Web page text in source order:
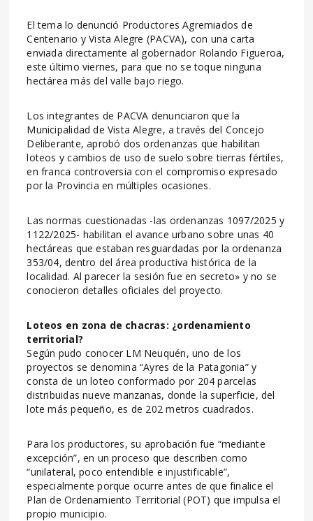
El tema lo denunció Productores Agremiados de
Centenario y Vista Alegre (PACVA), con una carta
enviada directamente al gobernador Rolando Figueroa,
este último viernes, para que no se toque ninguna
hectárea más del valle bajo riego.
Los integrantes de PACVA denunciaron que la
Municipalidad de Vista Alegre, a través del Concejo
Deliberante, aprobó dos ordenanzas que habilitan
loteos y cambios de uso de suelo sobre tierras fértiles,
en franca controversia con el compromiso expresado
por la Provincia en múltiples ocasiones.
Las normas cuestionadas -las ordenanzas 1097/2025 y
1122/2025- habilitan el avance urbano sobre unas 40
hectáreas que estaban resguardadas por la ordenanza
353/04, dentro del área productiva histórica de la
localidad. Al parecer la sesión fue en secreto» y no se
conocieron detalles oficiales del proyecto.
Loteos en zona de chacras: ¿ordenamiento
territorial?
Según pudo conocer LM Neuquén, uno de los
proyectos se denomina “Ayres de la Patagonia” y
consta de un loteo conformado por 204 parcelas
distribuidas nueve manzanas, donde la superficie, del
lote más pequeño, es de 202 metros cuadrados.
Para los productores, su aprobación fue “mediante
excepción”, en un proceso que describen como
“unilateral, poco entendible e injustificable”,
especialmente porque ocurre antes de que finalice el
Plan de Ordenamiento Territorial (POT) que impulsa el
propio municipio.